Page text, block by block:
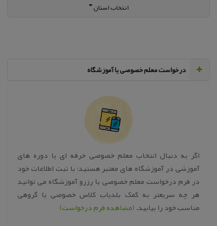
انتخاب استان
‌درخواست معلم خصوصی یا آموزشگاه
اگر به دنبال انتخاب معلم خصوصی حرفه ای یا دوره های
آموزشی در آموزشگاه های معتبر هستید؛ با ثبت اطلاعات خود
در فرم درخواست معلم خصوصی یا رزرو آموزشگاه می توانید
هر چه سریعتر به کمک بلدیاب کلاس خصوصی یا گروهی
مناسب خود را بیابید.(مشاهده فرم درخواست)